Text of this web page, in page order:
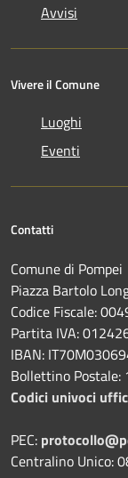
Avvisi
Vivere il Comune
Luoghi
Eventi
Contatti
Comune di Pompei
Piazza Bartolo
Codice Fiscale:
Partita IVA:
IBAN:
Bollettino Postale:
Codici univoci
PEC:
Centralino Unico: